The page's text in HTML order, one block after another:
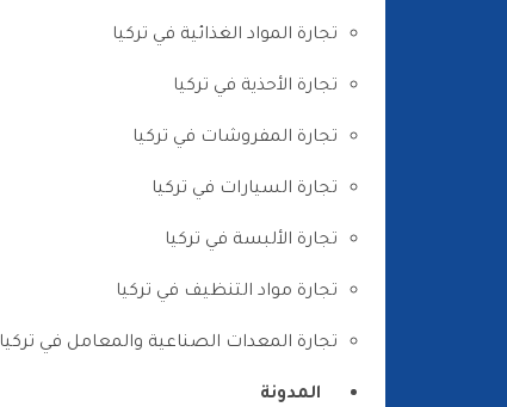
تجارة المواد الغذائية في تركيا
تجارة الأحذية في تركيا
تجارة المفروشات في تركيا
تجارة السيارات في تركيا
تجارة الألبسة في تركيا
تجارة مواد التنظيف في تركيا
تجارة المعدات الصناعية والمعامل في تركيا
المدونة